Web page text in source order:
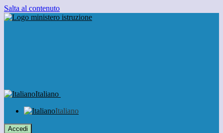
Salta al contenuto
Italiano
Italiano
Accedi